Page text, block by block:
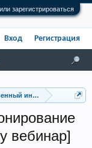
зарегистрироваться
интеллект
вебинар]
Вход Регистрация